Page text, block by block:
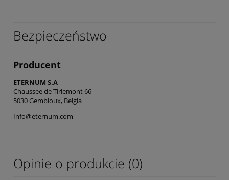
Bezpieczeństwo
Producent
ETERNUM S.A
Chaussee de Tirlemont 66
5030 Gembloux, Belgia
Info@eternum.com
Opinie o produkcie (0)